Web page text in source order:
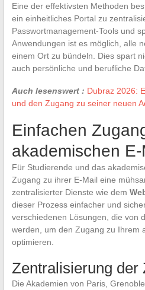
Eine der effektivsten Methoden
ein einheitliches Portal zu
Passwortmanagement-Tools und
Anwendungen ist es möglich, alle
einem Ort zu bündeln. Dies spart
auch persönliche und berufliche
Auch lesenswert : Dubraz 2026:
und den Zugang zu seiner neuen
Einfachen
akademischen
Für Studierende und das
Zugang zu ihrer E-Mail eine
zentralisierter Dienste wie dem
dieser Prozess einfacher und
verschiedenen Lösungen, die von
werden, um den Zugang zu Ihrem
optimieren.
Zentralisierung der
Die Akademien von Paris,